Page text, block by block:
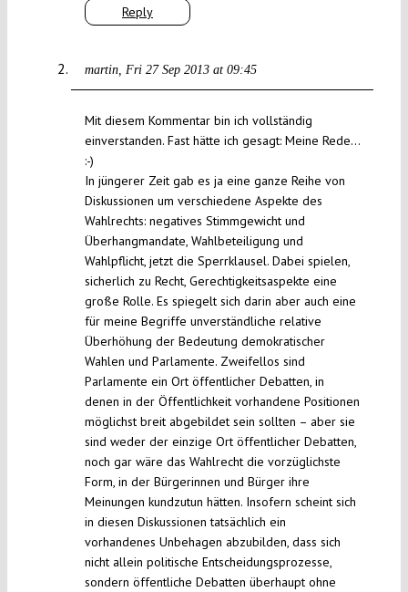
Reply
martin Fri 27 Sep 2013 at 09:45
Mit diesem Kommentar bin ich vollständig
einverstanden. Fast hätte ich gesagt: Meine Rede…
:-)
In jüngerer Zeit gab es ja eine ganze Reihe von
Diskussionen um verschiedene Aspekte des
Wahlrechts: negatives Stimmgewicht und
Überhangmandate, Wahlbeteiligung und
Wahlpflicht, jetzt die Sperrklausel. Dabei spielen,
sicherlich zu Recht, Gerechtigkeitsaspekte eine
große Rolle. Es spiegelt sich darin aber auch eine
für meine Begriffe unverständliche relative
Überhöhung der Bedeutung demokratischer
Wahlen und Parlamente. Zweifellos sind
Parlamente ein Ort öffentlicher Debatten, in
denen in der Öffentlichkeit vorhandene Positionen
möglichst breit abgebildet sein sollten – aber sie
sind weder der einzige Ort öffentlicher Debatten,
noch gar wäre das Wahlrecht die vorzüglichste
Form, in der Bürgerinnen und Bürger ihre
Meinungen kundzutun hätten. Insofern scheint sich
in diesen Diskussionen tatsächlich ein
vorhandenes Unbehagen abzubilden, dass sich
nicht allein politische Entscheidungsprozesse,
sondern öffentliche Debatten überhaupt ohne